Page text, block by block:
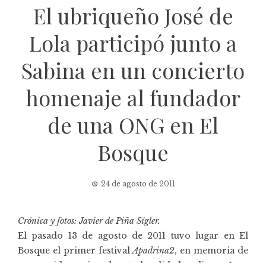
El ubriqueño José de
Lola participó junto a
Sabina en un concierto
homenaje al fundador
de una ONG en El
Bosque
24 de agosto de 2011
Crónica y fotos: Javier de Piña Sígler.
El pasado 13 de agosto de 2011 tuvo lugar en El
Bosque el primer festivalApadrina2, en memoria de